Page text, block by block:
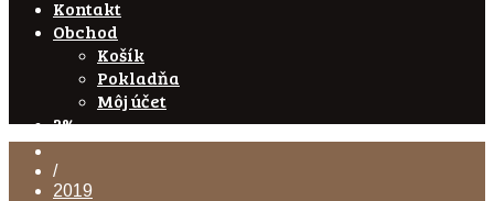
Kontakt
Obchod
Košík
Pokladňa
Môj účet
2%
/
2019